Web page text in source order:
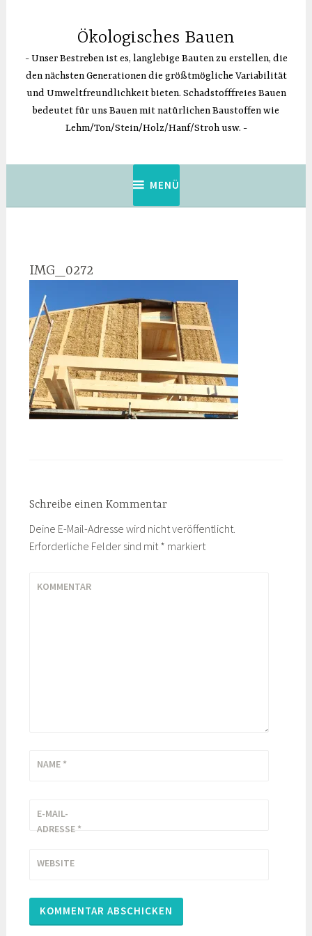
Ökologisches Bauen
Unser Bestreben ist es, langlebige Bauten zu erstellen, die
den nächsten Generationen die größtmögliche Variabilität
und Umweltfreundlichkeit bieten. Schadstofffreies Bauen
bedeutet für uns Bauen mit natürlichen Baustoffen wie
Lehm/Ton/Stein/Holz/Hanf/Stroh usw.
MENÜ
IMG_0272
Schreibe einen Kommentar
Deine E-Mail-Adresse wird nicht veröffentlicht.
Erforderliche Felder sind mit * markiert
KOMMENTAR
NAME *
E-MAIL-
ADRESSE *
WEBSITE